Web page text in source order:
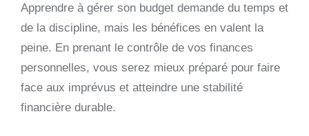
Apprendre à gérer son budget demande du temps et
de la discipline, mais les bénéfices en valent la
peine. En prenant le contrôle de vos finances
personnelles, vous serez mieux préparé pour faire
face aux imprévus et atteindre une stabilité
financière durable.